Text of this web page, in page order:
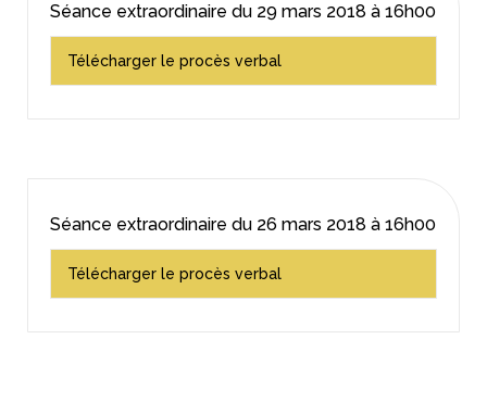
Séance extraordinaire du 29 mars 2018 à 16h00
Télécharger le procès verbal
Séance extraordinaire du 26 mars 2018 à 16h00
Télécharger le procès verbal